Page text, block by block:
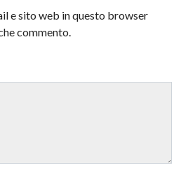
e sito web in questo browser
commento.